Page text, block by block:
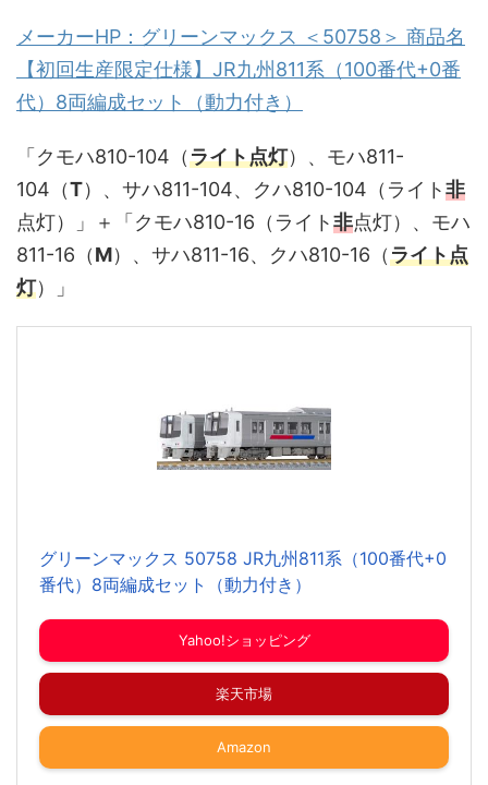
メーカーHP：グリーンマックス ＜50758＞ 商品名
【初回生産限定仕様】JR九州811系（100番代+0番
代）8両編成セット（動力付き）
「クモハ810-104（ライト点灯）、モハ811-
104（T）、サハ811-104、クハ810-104（ライト非
点灯）」＋「クモハ810-16（ライト非点灯）、モハ
811-16（M）、サハ811-16、クハ810-16（ライト点
灯）」
グリーンマックス 50758 JR九州811系（100番代+0
番代）8両編成セット（動力付き）
Yahoo!ショッピング
楽天市場
Amazon